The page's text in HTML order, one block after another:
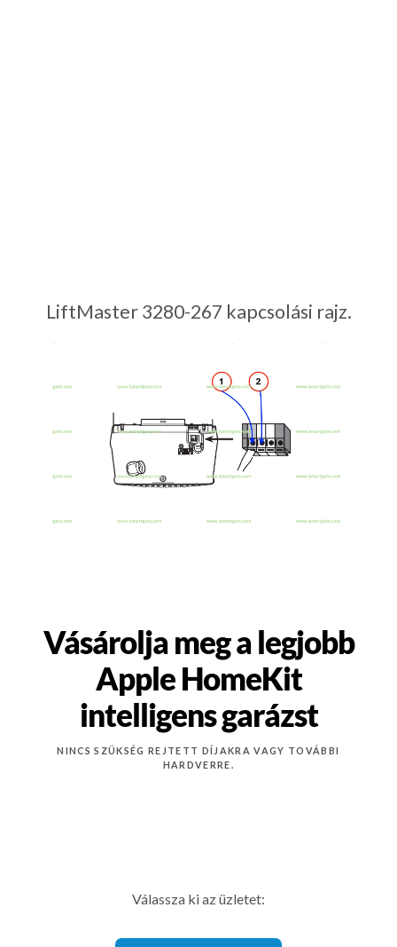
LiftMaster 3280-267 kapcsolási rajz.
Vásárolja meg a legjobb
Apple HomeKit
intelligens garázst
NINCS SZÜKSÉG REJTETT DÍJAKRA VAGY TOVÁBBI
HARDVERRE.
Válassza ki az üzletet: